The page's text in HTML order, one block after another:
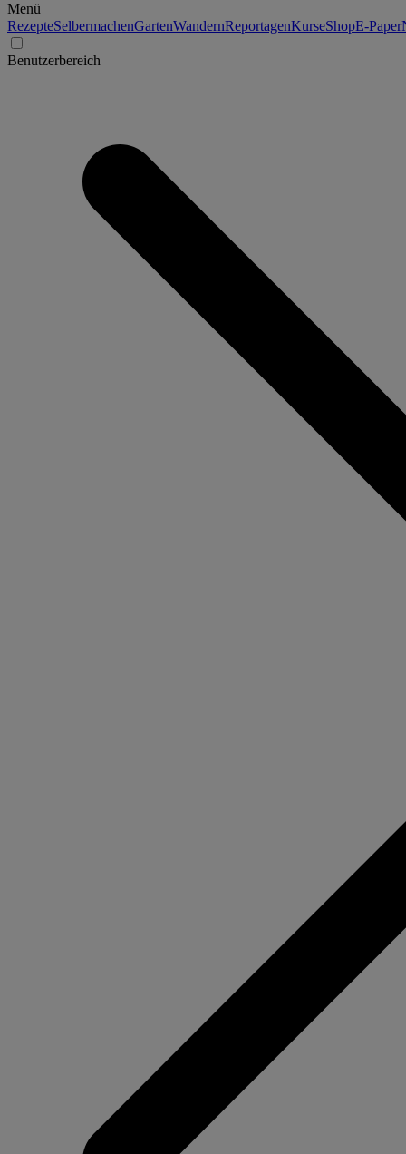
Menü
RezepteSelbermachenGartenWandernReportagenKurseShopE-Paper
Benutzerbereich